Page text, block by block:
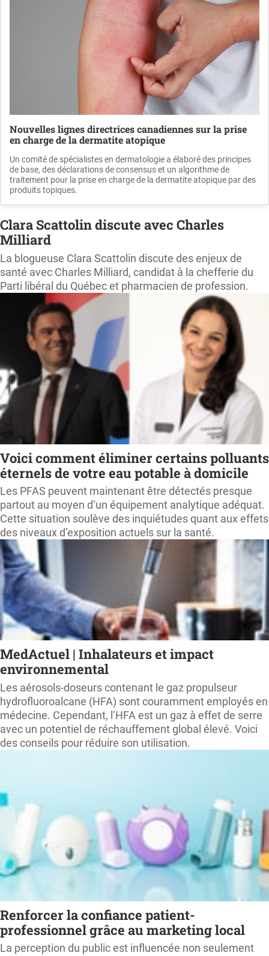
Nouvelles lignes directrices canadiennes sur la prise
en charge de la dermatite atopique
Un comité de spécialistes en dermatologie a élaboré des principes
de base, des déclarations de consensus et un algorithme de
traitement pour la prise en charge de la dermatite atopique par des
produits topiques.
Clara Scattolin discute avec Charles
Milliard
La blogueuse Clara Scattolin discute des enjeux de
santé avec Charles Milliard, candidat à la chefferie du
Parti libéral du Québec et pharmacien de profession.
Voici comment éliminer certains polluants
éternels de votre eau potable à domicile
Les PFAS peuvent maintenant être détectés presque
partout au moyen d’un équipement analytique adéquat.
Cette situation soulève des inquiétudes quant aux effets
des niveaux d’exposition actuels sur la santé.
MedActuel | Inhalateurs et impact
environnemental
Les aérosols-doseurs contenant le gaz propulseur
hydrofluoroalcane (HFA) sont couramment employés en
médecine. Cependant, l’HFA est un gaz à effet de serre
avec un potentiel de réchauffement global élevé. Voici
des conseils pour réduire son utilisation.
Renforcer la confiance patient-
professionnel grâce au marketing local
La perception du public est influencée non seulement